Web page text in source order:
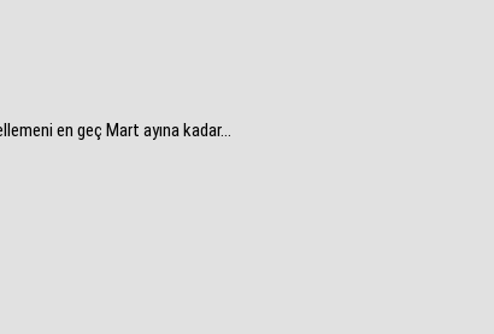
en geç Mart ayına kadar...